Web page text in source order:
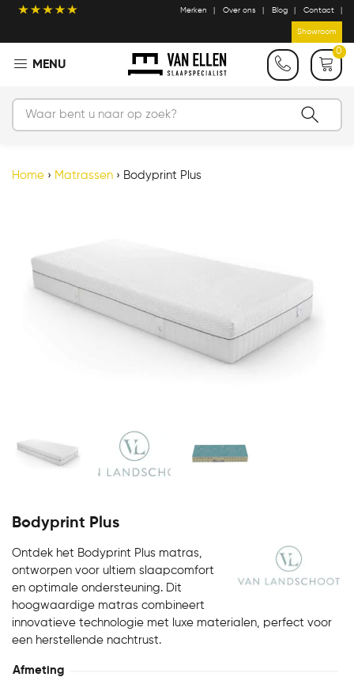
Merken Over ons Blog Contact
Showroom
0
Home › Matrassen › Bodyprint Plus
Bodyprint Plus
Ontdek het Bodyprint Plus matras,
ontworpen voor ultiem slaapcomfort
en optimale ondersteuning. Dit
hoogwaardige matras combineert
innovatieve technologie met luxe materialen, perfect voor
een herstellende nachtrust.
Afmeting